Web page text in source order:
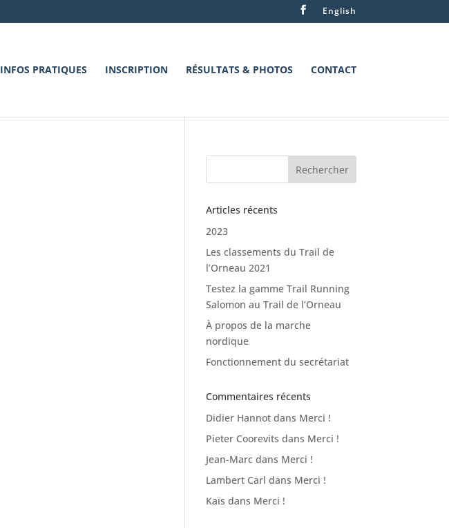
English
INFOS PRATIQUES INSCRIPTION RÉSULTATS & PHOTOS CONTACT
Articles récents
2023
Les classements du Trail de
l’Orneau 2021
Testez la gamme Trail Running
Salomon au Trail de l’Orneau
À propos de la marche
nordique
Fonctionnement du secrétariat
Commentaires récents
Didier Hannot dans Merci !
Pieter Coorevits dans Merci !
Jean-Marc dans Merci !
Lambert Carl dans Merci !
Kaïs dans Merci !